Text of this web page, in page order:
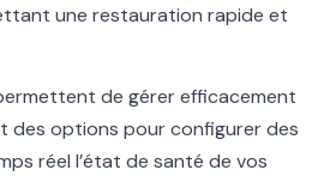
une restauration rapide et
de gérer efficacement
des options pour configurer des
réel l’état de santé de vos